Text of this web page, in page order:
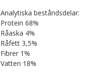
Analytiska beståndsdelar:
Protein 68%
Råaska 4%
Råfett 3,5%
Fibrer 1%
Vatten 18%